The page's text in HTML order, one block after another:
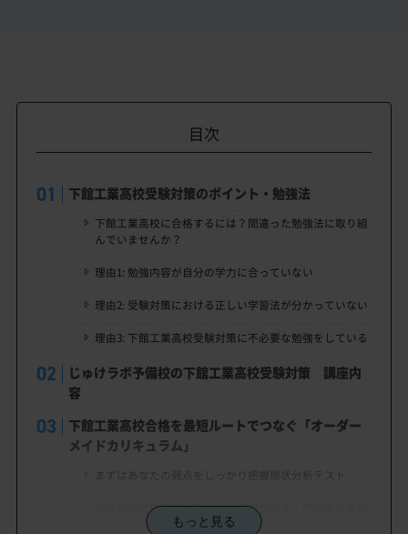
目次
下館工業高校受験対策のポイント・勉強法
下館工業高校に合格するには？間違った勉強法に取り組
んでいませんか？
理由1: 勉強内容が自分の学力に合っていない
理由2: 受験対策における正しい学習法が分かっていない
理由3: 下館工業高校受験対策に不必要な勉強をしている
じゅけラボ予備校の下館工業高校受験対策 講座内
容
下館工業高校合格を最短ルートでつなぐ「オーダー
メイドカリキュラム」
まずはあなたの弱点をしっかり把握現状分析テスト
あなただけの学習計画だから成果が出る！下館工業高校
合格に向けた受験対策カリキュラム
もっと見る